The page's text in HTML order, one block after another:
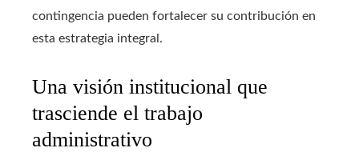
contingencia pueden fortalecer su contribución en
esta estrategia integral.
Una visión institucional que
trasciende el trabajo
administrativo